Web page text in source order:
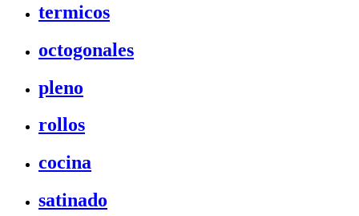
termicos
octogonales
pleno
rollos
cocina
satinado